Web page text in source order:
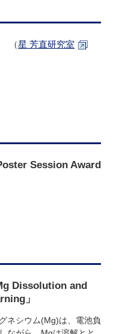
（星 芳直研究室
Session Award
Dissolution and
」
ネシウム(Mg)は、電池負